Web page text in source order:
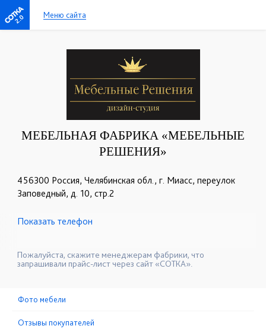
2.0 Меню сайта
МЕБЕЛЬНАЯ ФАБРИКА «МЕБЕЛЬНЫЕ
РЕШЕНИЯ»
456300 Россия, Челябинская обл., г. Миасс, переулок
Заповедный, д. 10, стр.2
☎+7 (3513) 59-37-28
Показать телефон
Пожалуйста, скажите менеджерам фабрики, что
запрашивали прайс-лист через сайт «СОТКА».
Фото мебели
Отзывы покупателей